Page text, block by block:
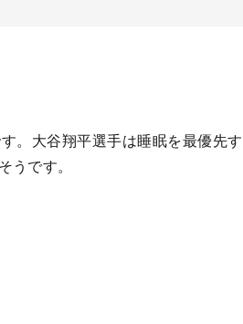
。大谷翔平選手は睡眠を最優先
です。